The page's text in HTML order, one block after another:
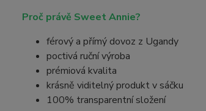
Proč právě Sweet Annie?
férový a přímý dovoz z Ugandy
poctivá ruční výroba
prémiová kvalita
krásně viditelný produkt v sáčku
100% transparentní složení